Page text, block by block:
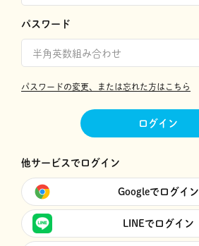
パスワード
パスワードの変更、または忘れた方はこちら
ログイン
他サービスでログイン
Googleでログイン
LINEでログイン